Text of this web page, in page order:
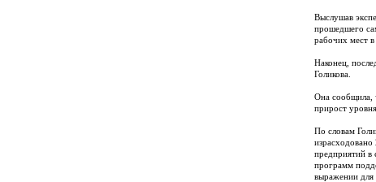
Выслушав
прошедшего
рабочих мест
Наконец,
Голикова.
Она сообщила,
прирост
По словам
предприятий в
программ
выражении для